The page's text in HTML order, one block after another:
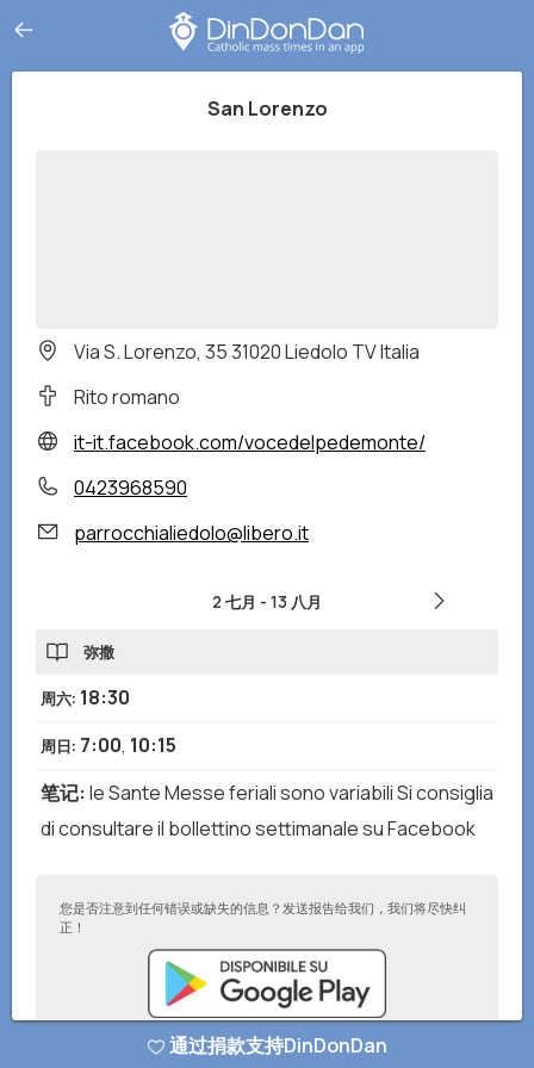
San Lorenzo
Via S. Lorenzo, 35 31020 Liedolo TV Italia
Rito romano
it-it.facebook.com/vocedelpedemonte/
0423968590
parrocchialiedolo@libero.it
2 七月 - 13 八月
弥撒
周六: 18:30
周日: 7:00, 10:15
笔记: le Sante Messe feriali sono variabili Si consiglia
di consultare il bollettino settimanale su Facebook
您是否注意到任何错误或缺失的信息？发送报告给我们，我们将尽快纠
正！
通过捐款支持DinDonDan